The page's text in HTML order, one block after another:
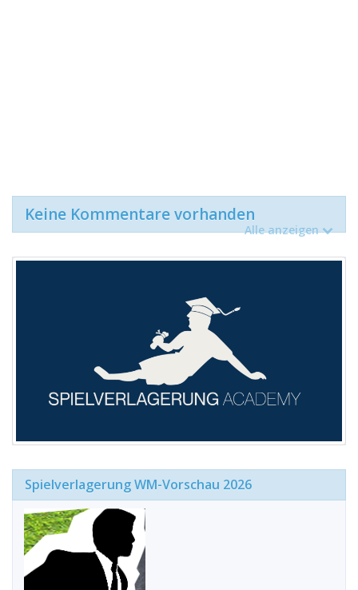
Keine Kommentare vorhanden
Alle anzeigen
Spielverlagerung WM-Vorschau 2026